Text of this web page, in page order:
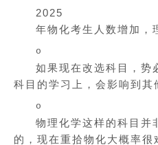
2025
年物化考生人数增加，
o
如果现在改选科目，势
科目的学习上，会影响到其
o
物理化学这样的科目并
的，现在重拾物化大概率很